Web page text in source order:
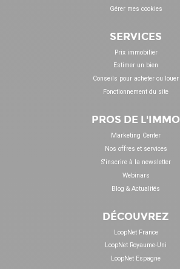
Gérer mes cookies
SERVICES
Prix immobilier
Estimer un bien
Conseils pour acheter ou louer
Fonctionnement du site
PROS DE L'IMMO
Marketing Center
Nos offres et services
S'inscrire à la newsletter
Webinars
Blog & Actualités
DÉCOUVREZ
LoopNet France
LoopNet Royaume-Uni
LoopNet Espagne